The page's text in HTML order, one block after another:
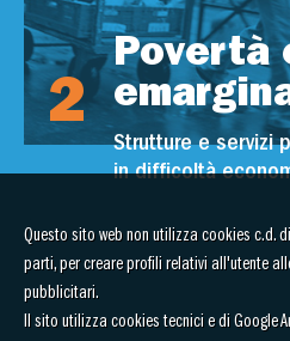
2
Povertà
Strutture e servizi
in difficoltà
Questo sito web non utilizza cookies c.d.
parti, per creare profili relativi all'utente
pubblicitari.
Il sito utilizza cookies tecnici e di Google